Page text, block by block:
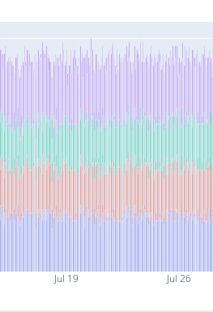
Jul 19 Jul 26